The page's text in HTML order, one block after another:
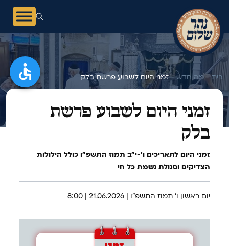
בית -מה חדש -זמני היום לשבוע פרשת בלק
זמני היום לשבוע פרשת
בלק
זמני היום לתאריכים ו׳-י״ב תמוז התשפ"ו כולל הילולות
הצדיקים וסגולת נשמת כל חי
יום ראשון ו׳ תמוז התשפ"ו | 21.06.2026 | 8:00